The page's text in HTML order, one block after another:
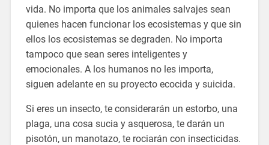
vida. No importa que los animales salvajes sean
quienes hacen funcionar los ecosistemas y que sin
ellos los ecosistemas se degraden. No importa
tampoco que sean seres inteligentes y
emocionales. A los humanos no les importa,
siguen adelante en su proyecto ecocida y suicida.
Si eres un insecto, te considerarán un estorbo, una
plaga, una cosa sucia y asquerosa, te darán un
pisotón, un manotazo, te rociarán con insecticidas.